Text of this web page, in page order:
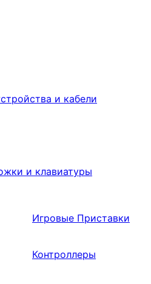
и кабели
и клавиатуры
Игровые Приставки
Контроллеры